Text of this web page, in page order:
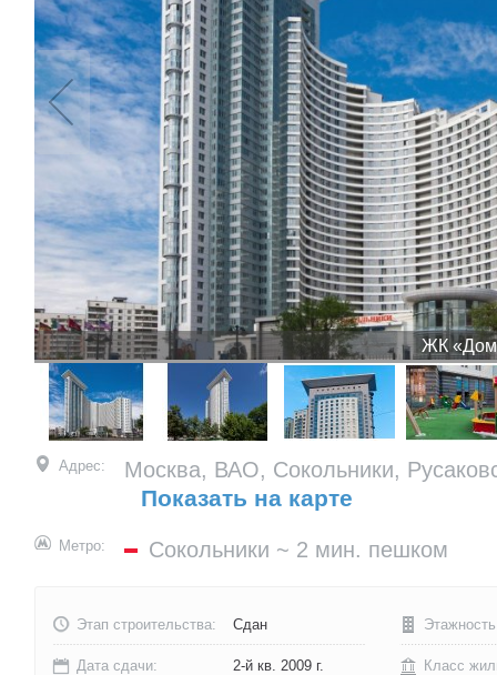
ЖК «Дом
Адрес: Москва, ВАО, Сокольники,
Показать на карте
Метро: Сокольники ~ 2 мин. пешком
Этап строительства: Сдан
Дата сдачи: 2-й кв. 2009 г.
Этажность
Класс